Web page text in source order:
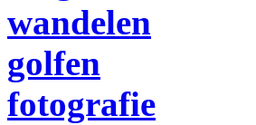
wandelen
golfen
fotografie